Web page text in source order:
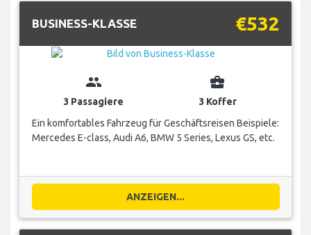
BUSINESS-KLASSE €532
group
3 Passagiere
business_center
3 Koffer
Ein komfortables Fahrzeug für Geschäftsreisen Beispiele:
Mercedes E-class, Audi A6, BMW 5 Series, Lexus GS, etc.
ANZEIGEN...